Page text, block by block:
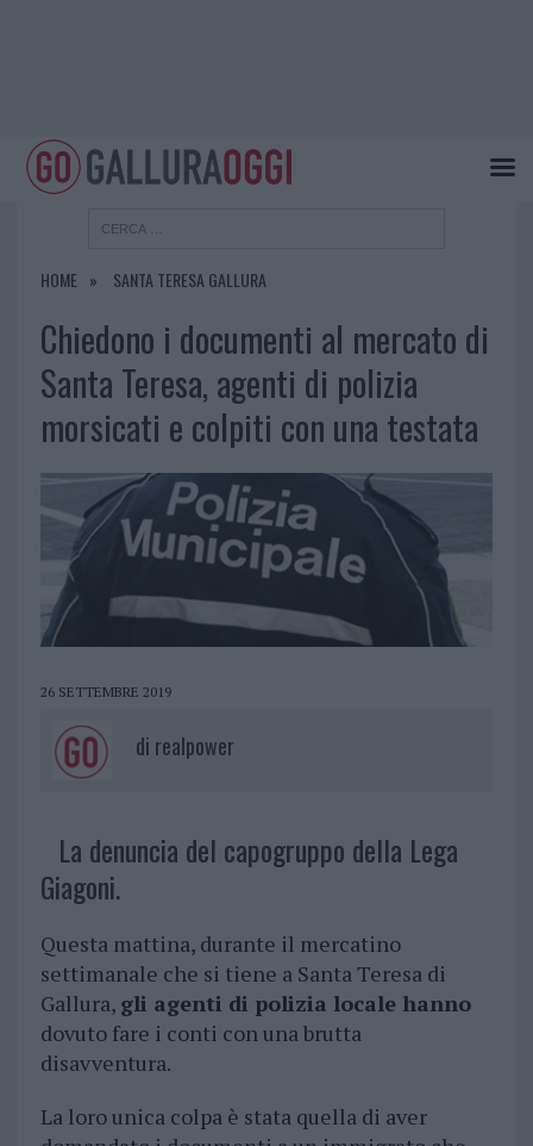
HOME SANTA TERESA GALLURA
Chiedono i documenti al mercato di
Santa Teresa, agenti di polizia
morsicati e colpiti con una testata
26 SETTEMBRE 2019
di realpower
La denuncia del capogruppo della Lega
Giagoni.
Questa mattina, durante il mercatino
settimanale che si tiene a Santa Teresa di
Gallura, gli agenti di polizia locale hanno
dovuto fare i conti con una brutta
disavventura.
La loro unica colpa è stata quella di aver